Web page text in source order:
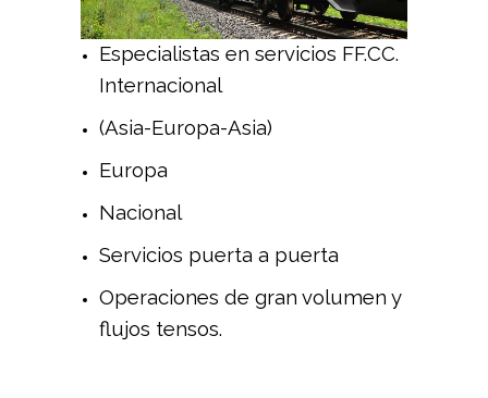
Especialistas en servicios FF.CC.
Internacional
(Asia-Europa-Asia)
Europa
Nacional
Servicios puerta a puerta
Operaciones de gran volumen y
flujos tensos.